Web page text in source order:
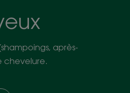
après-
chevelure.